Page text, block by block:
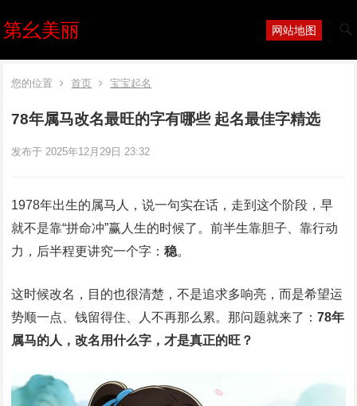
第幺美丽 网站地图
您的位置 首页 宝宝起名
78年属马改名最旺的字有哪些 起名最佳字精选
发布于 2025年12月29日 23:32
1978年出生的属马人，说一句实在话，走到这个阶段，早
就不是靠“拼命冲”赢人生的时候了。前半生靠胆子、靠行动
力，后半程更讲究一个字：稳。
这时候改名，目的也很清楚，不是追求多响亮，而是希望运
势顺一点、钱留得住、人不再那么累。那问题就来了：78年
属马的人，改名用什么字，才是真正的旺？